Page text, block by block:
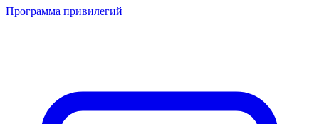
Программа привилегий